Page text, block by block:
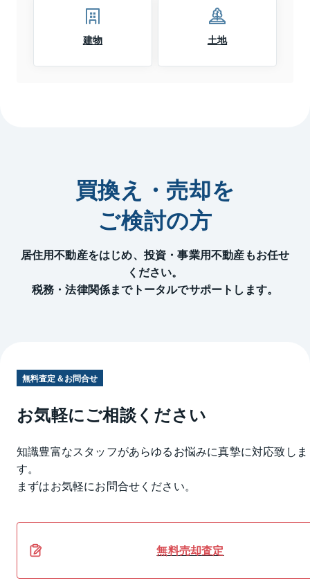
建物 土地
買換え・売却を
ご検討の方
居住用不動産をはじめ、投資・事業用不動産もお任せ
ください。
税務・法律関係までトータルでサポートします。
無料査定＆お問合せ
お気軽にご相談ください
知識豊富なスタッフがあらゆるお悩みに真摯に対応致しま
す。
まずはお気軽にお問合せください。
無料売却査定